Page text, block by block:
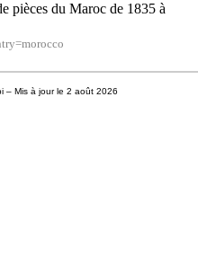
pièces du Maroc de 1835 à
– Mis à jour le 2 août 2026